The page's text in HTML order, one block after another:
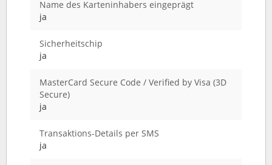
Name des Karteninhabers eingeprägt
ja
Sicherheitschip
ja
MasterCard Secure Code / Verified by Visa (3D
Secure)
ja
Transaktions-Details per SMS
ja